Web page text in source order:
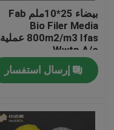
جولة في المعمل
مراقبة الجودة
اتصل بنا
بيضاء 25*10ملم Fab
Bio Filer Media
800m2/m3 Ifas عملية
Wwtp A/o
إرسال استفسار